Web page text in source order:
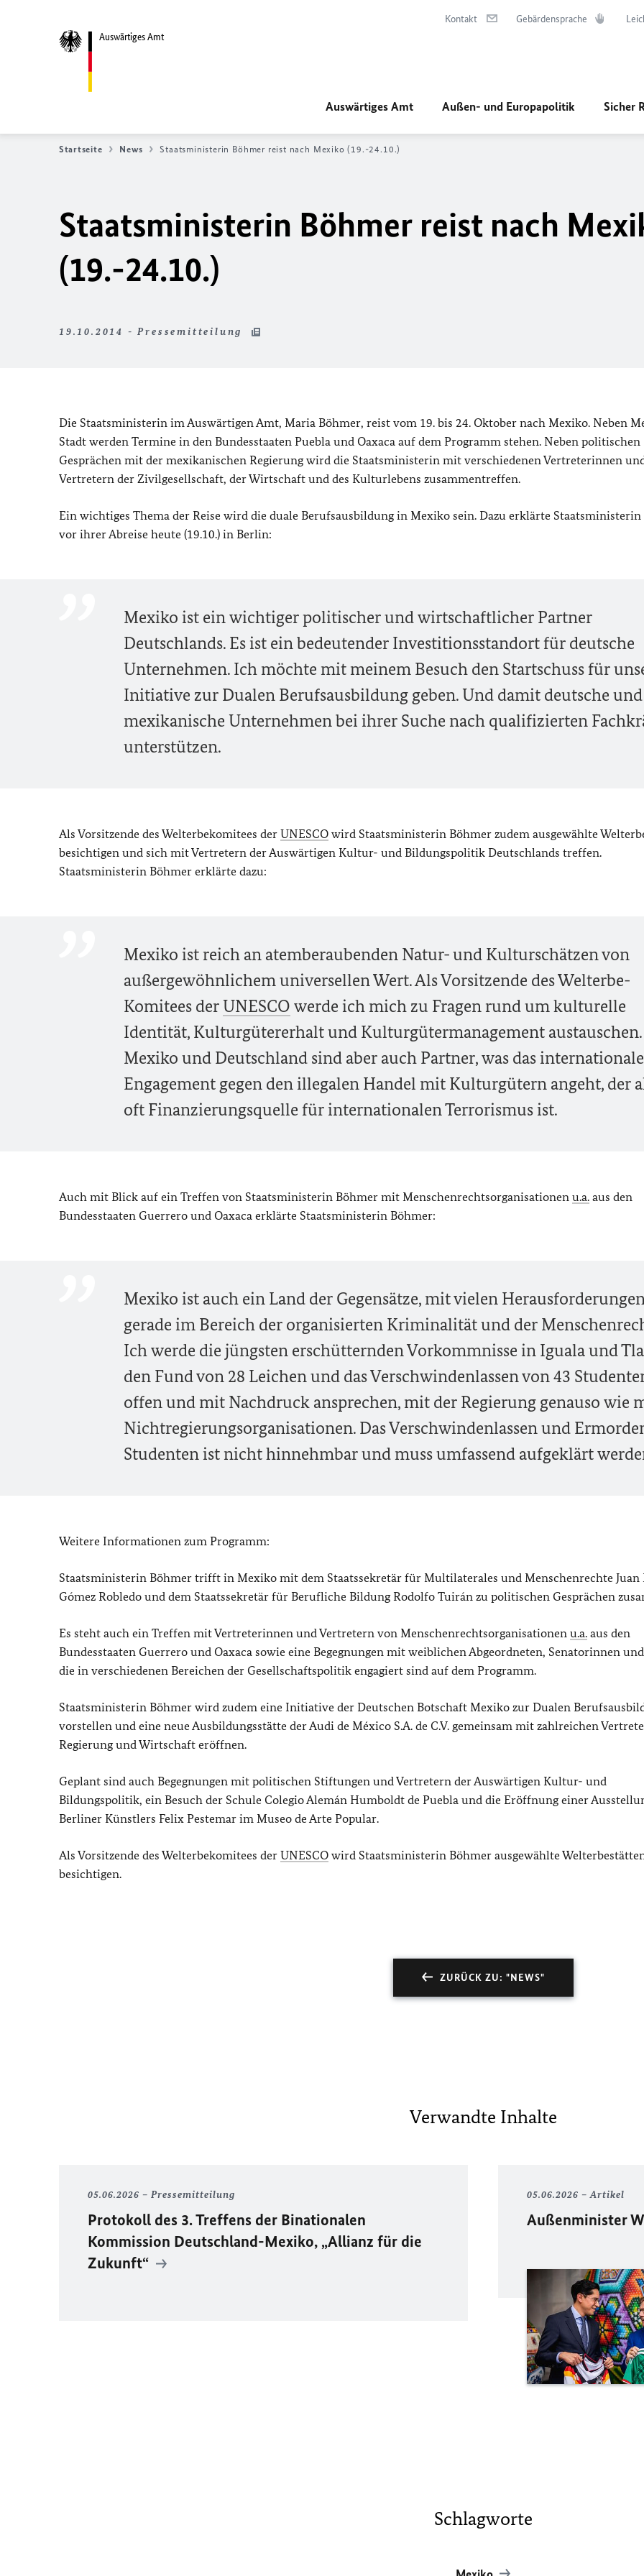
Auswärtiges Amt
Kontakt Gebärdensprache
Auswärtiges Amt Außen- und Europapolitik Sicher
Startseite News Staatsministerin Böhmer reist nach Mexiko (19.-24.10.)
Staatsministerin Böhmer reist nach
(19.-24.10.)
19.10.2014 - Pressemitteilung
Die Staatsministerin im Auswärtigen Amt, Maria Böhmer, reist vom 19. bis 24. Oktober nach Mexiko. Neben
Stadt werden Termine in den Bundesstaaten Puebla und Oaxaca auf dem Programm stehen. Neben politischen
Gesprächen mit der mexikanischen Regierung wird die Staatsministerin mit verschiedenen Vertreterinnen
Vertretern der Zivilgesellschaft, der Wirtschaft und des Kulturlebens zusammentreffen.
Ein wichtiges Thema der Reise wird die duale Berufsausbildung in Mexiko sein. Dazu erklärte
vor ihrer Abreise heute (19.10.) in Berlin:
Mexiko ist ein wichtiger politischer und wirtschaftlicher Partner
Deutschlands. Es ist ein bedeutender Investitionsstandort für deutsche
Unternehmen. Ich möchte mit meinem Besuch den Startschuss für
Initiative zur Dualen Berufsausbildung geben. Und damit deutsche und
mexikanische Unternehmen bei ihrer Suche nach qualifizierten
unterstützen.
Als Vorsitzende des Welterbekomitees der UNESCO wird Staatsministerin Böhmer zudem ausgewählte
besichtigen und sich mit Vertretern der Auswärtigen Kultur- und Bildungspolitik Deutschlands treffen.
Staatsministerin Böhmer erklärte dazu:
Mexiko ist reich an atemberaubenden Natur- und Kulturschätzen von
außergewöhnlichem universellen Wert. Als Vorsitzende des Welterbe-
Komitees derUNESCO werde ich mich zu Fragen rund um kulturelle
Identität, Kulturgütererhalt und Kulturgütermanagement austauschen.
Mexiko und Deutschland sind aber auch Partner, was das internationale
Engagement gegen den illegalen Handel mit Kulturgütern angeht, der
oft Finanzierungsquelle für internationalen Terrorismus ist.
Auch mit Blick auf ein Treffen von Staatsministerin Böhmer mit Menschenrechtsorganisationen u.a. aus den
Bundesstaaten Guerrero und Oaxaca erklärte Staatsministerin Böhmer:
Mexiko ist auch ein Land der Gegensätze, mit vielen
gerade im Bereich der organisierten Kriminalität und der
Ich werde die jüngsten erschütternden Vorkommnisse in Iguala und
den Fund von 28 Leichen und das Verschwindenlassen von 43
offen und mit Nachdruck ansprechen, mit der Regierung genauso wie
Nichtregierungsorganisationen. Das Verschwindenlassen und
Studenten ist nicht hinnehmbar und muss umfassend aufgeklärt
Weitere Informationen zum Programm:
Staatsministerin Böhmer trifft in Mexiko mit dem Staatssekretär für Multilaterales und Menschenrechte Juan
Gómez Robledo und dem Staatssekretär für Berufliche Bildung Rodolfo Tuirán zu politischen Gesprächen
Es steht auch ein Treffen mit Vertreterinnen und Vertretern von Menschenrechtsorganisationen u.a. aus den
Bundesstaaten Guerrero und Oaxaca sowie eine Begegnungen mit weiblichen Abgeordneten, Senatorinnen
die in verschiedenen Bereichen der Gesellschaftspolitik engagiert sind auf dem Programm.
Staatsministerin Böhmer wird zudem eine Initiative der Deutschen Botschaft Mexiko zur Dualen
vorstellen und eine neue Ausbildungsstätte der Audi de México S.A. de C.V. gemeinsam mit zahlreichen
Regierung und Wirtschaft eröffnen.
Geplant sind auch Begegnungen mit politischen Stiftungen und Vertretern der Auswärtigen Kultur- und
Bildungspolitik, ein Besuch der Schule Colegio Alemán Humboldt de Puebla und die Eröffnung einer
Berliner Künstlers Felix Pestemar im Museo de Arte Popular.
Als Vorsitzende des Welterbekomitees der UNESCO wird Staatsministerin Böhmer ausgewählte
besichtigen.
ZURÜCK ZU: "NEWS"
Verwandte Inhalte
05.06.2026 Pressemitteilung
Protokoll des 3. Treffens der Binationalen
Kommission Deutschland-Mexiko, „Allianz für die
Zukunft“
05.06.2026 Artikel
Außenminister
Schlagworte